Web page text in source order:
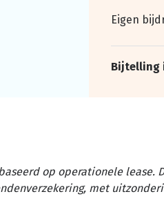
Eigen
Bijtelling
op operationele lease.
met